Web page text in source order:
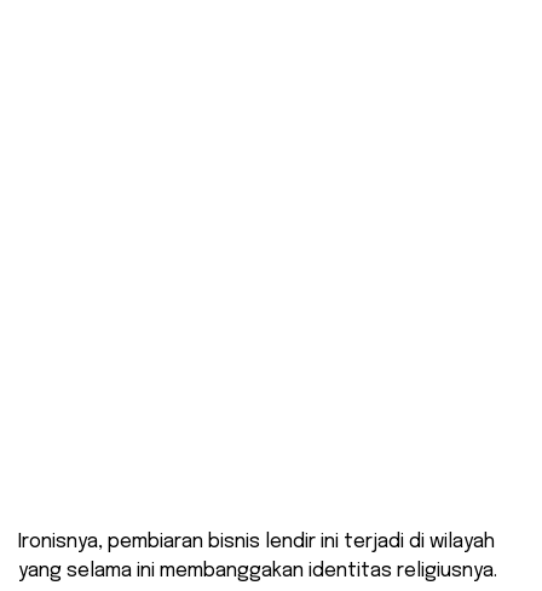
​Ironisnya, pembiaran bisnis lendir ini terjadi di wilayah
yang selama ini membanggakan identitas religiusnya.